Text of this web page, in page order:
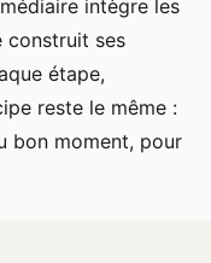
intègre les
construit ses
étape,
reste le même :
bon moment, pour